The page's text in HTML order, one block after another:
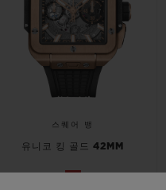
스퀘어 뱅
유니코 킹 골드 42MM